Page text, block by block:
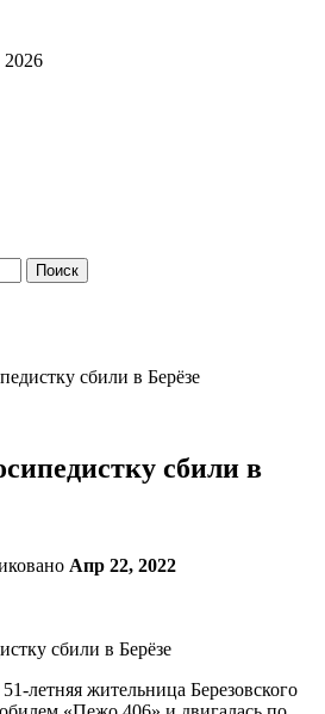
2026
сбили в Берёзе
сбили в
Апр 22, 2022
летняя жительница Березовского